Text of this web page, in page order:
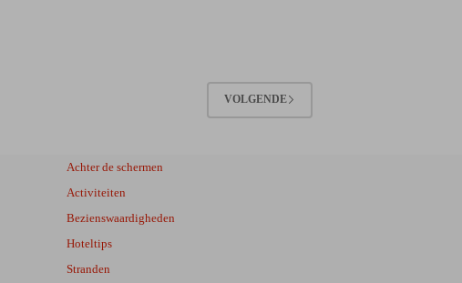
VOLGENDE
Achter de schermen
Activiteiten
Bezienswaardigheden
Hoteltips
Stranden